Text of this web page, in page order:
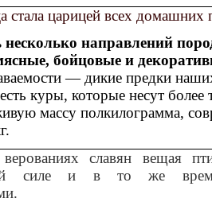
стала царицей всех домашних
направлений
бойцовые и
— дикие предки
куры, которые несут более
массу полкилограмма,
славян вещая
силе и в то же